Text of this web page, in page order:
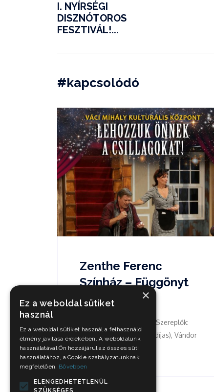
I. NYÍRSÉGI
DISZNÓTOROS
FESZTIVÁL!...
#kapcsolódó
Zenthe Ferenc
Színház – Függönyt
fel
Vígjáték három részben Szereplők:
Kautzky Armand (Jászai-díjas), Vándor
Éva...
×
Ez a weboldal sütiket
használ
Ez a weboldal sütiket használ a felhasználói
élmény javítása érdekében. A weboldalunk
használatával Ön hozzájárul az összes süti
használatához, a Cookie szabályzatunknak
megfelelően. Bővebben
ELENGEDHETETLENÜL
SZÜKSÉGES